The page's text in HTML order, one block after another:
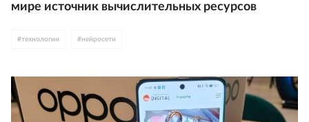
мире источник вычислительных ресурсов
#технологии #нейросети